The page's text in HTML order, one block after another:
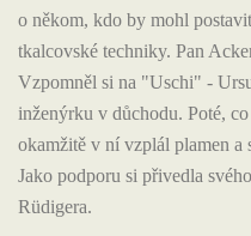
o někom, kdo by mohl
tkalcovské techniky. Pan
Vzpomněl si na "Uschi" -
inženýrku v důchodu. Poté,
okamžitě v ní vzplál plamen a
Jako podporu si přivedla
Rüdigera.